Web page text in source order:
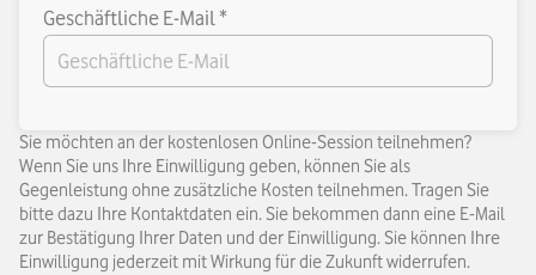
Geschäftliche E-Mail *
Sie möchten an der kostenlosen Online-Session teilnehmen?
Wenn Sie uns Ihre Einwilligung geben, können Sie als
Gegenleistung ohne zusätzliche Kosten teilnehmen. Tragen Sie
bitte dazu Ihre Kontaktdaten ein. Sie bekommen dann eine E-Mail
zur Bestätigung Ihrer Daten und der Einwilligung. Sie können Ihre
Einwilligung jederzeit mit Wirkung für die Zukunft widerrufen.